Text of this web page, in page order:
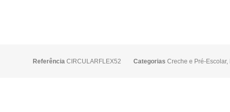
Referência CIRCULARFLEX52 Categorias Creche e Pré-Escolar,